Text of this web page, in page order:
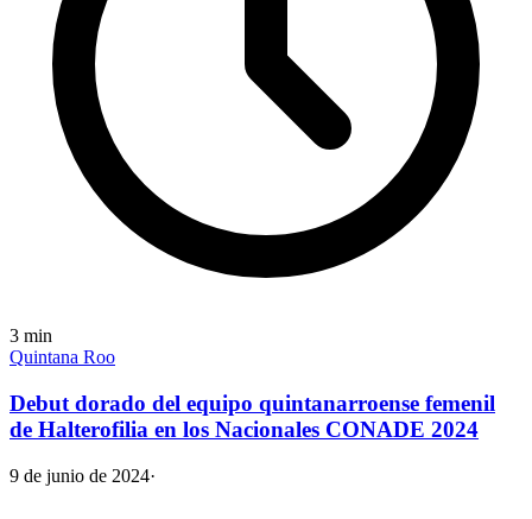
3 min
Quintana Roo
Debut dorado del equipo quintanarroense femenil
de Halterofilia en los Nacionales CONADE 2024
9 de junio de 2024·